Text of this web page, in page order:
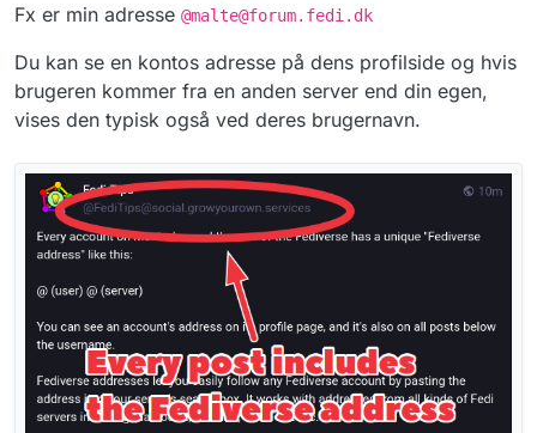
Fx er min adresse @malte@forum.fedi.dk
Du kan se en kontos adresse på dens profilside og hvis
brugeren kommer fra en anden server end din egen,
vises den typisk også ved deres brugernavn.